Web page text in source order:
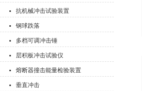
抗机械冲击试验装置
钢球跌落
多档可调冲击锤
层积板冲击试验仪
熔断器撞击能量检验装置
垂直冲击